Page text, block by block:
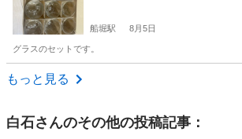
船堀駅 8月5日
グラスのセットです。
東京 江戸川区
もっと見る
白石さんのその他の投稿記事：